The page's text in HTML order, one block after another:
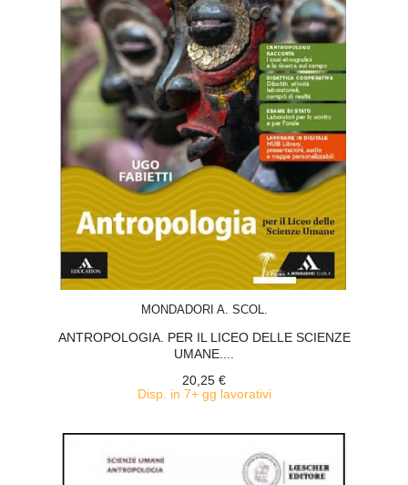
MONDADORI A. SCOL.
ANTROPOLOGIA. PER IL LICEO DELLE SCIENZE
UMANE....
20,25 €
Disp. in 7+ gg lavorativi